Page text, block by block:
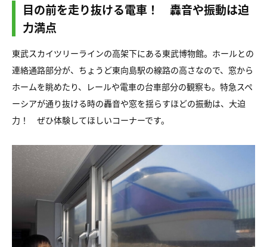
目の前を走り抜ける電車！ 轟音や振動は迫
力満点
東武スカイツリーラインの高架下にある東武博物館。ホールとの
連絡通路部分が、ちょうど東向島駅の線路の高さなので、窓から
ホームを眺めたり、レールや電車の台車部分の観察も。特急スペ
ーシアが通り抜ける時の轟音や窓を揺らすほどの振動は、大迫
力！ ぜひ体験してほしいコーナーです。